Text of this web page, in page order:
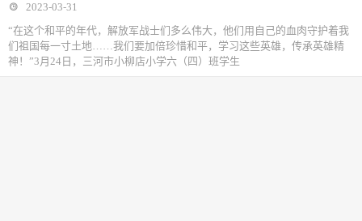
2023-03-31
“在这个和平的年代，解放军战士们多么伟大，他们用自己的血肉守护着我
们祖国每一寸土地……我们要加倍珍惜和平，学习这些英雄，传承英雄精
神！”3月24日，三河市小柳店小学六（四）班学生